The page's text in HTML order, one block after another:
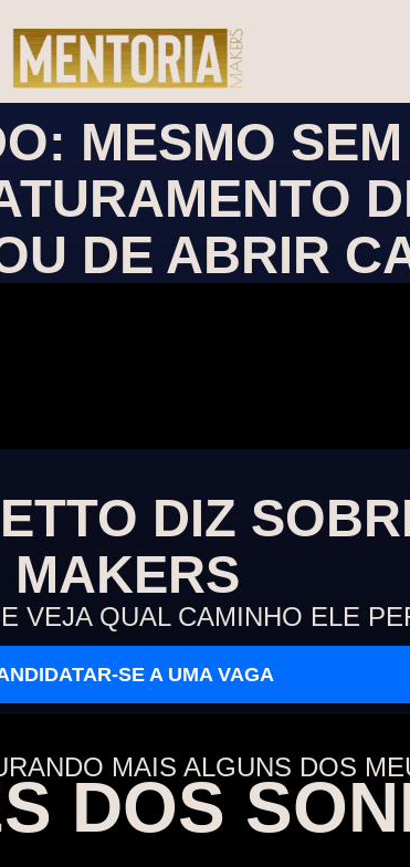
MESMO
DE ABRIR
DIZ
MAKERS
E VEJA QUAL CAMINHO ELE
SE A UMA VAGA
MAIS ALGUNS DOS
DOS